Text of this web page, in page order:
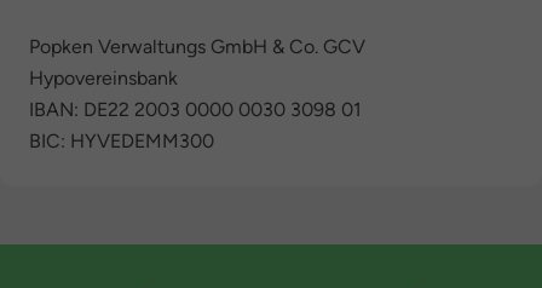
Popken Verwaltungs GmbH & Co. GCV
Hypovereinsbank
IBAN: DE22 2003 0000 0030 3098 01
BIC: HYVEDEMM300